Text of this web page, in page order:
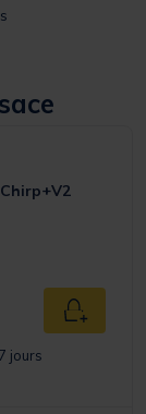
of 5 Customer
Ajouter
jours